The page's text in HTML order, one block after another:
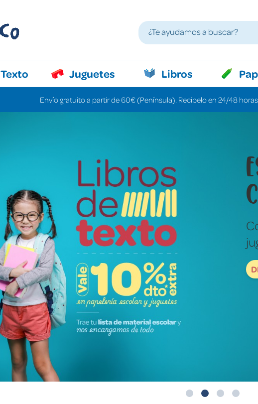
Texto Juguetes Libros
Envío gratuito a partir de 60€ (Península). Recíbelo en 24/48